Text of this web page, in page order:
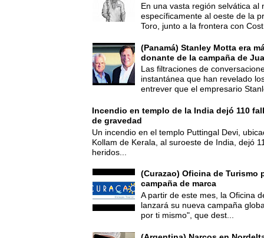
En una vasta región selvática al
específicamente al oeste de la
Toro, junto a la frontera con
(Panamá) Stanley Motta era
donante de la campaña de
Las filtraciones de
instantánea que han revelado
entrever que el empresario
Incendio en templo de la India dejó 110
de gravedad
Un incendio en el templo Puttingal Devi,
Kollam de Kerala, al suroeste de India, dejó
heridos...
(Curazao) Oficina de Turismo
campaña de marca
A partir de este mes, la Oficina
lanzará su nueva campaña
por ti mismo", que dest...